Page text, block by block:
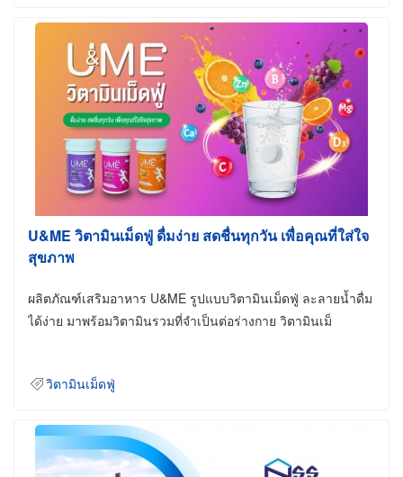
U&ME วิตามินเม็ดฟู่ ดื่มง่าย สดชื่นทุกวัน เพื่อคุณที่ใส่ใจ
สุขภาพ
ผลิตภัณฑ์เสริมอาหาร U&ME รูปแบบวิตามินเม็ดฟู่ ละลายน้ำดื่ม
ได้ง่าย มาพร้อมวิตามินรวมที่จำเป็นต่อร่างกาย วิตามินเม็
วิตามินเม็ดฟู่